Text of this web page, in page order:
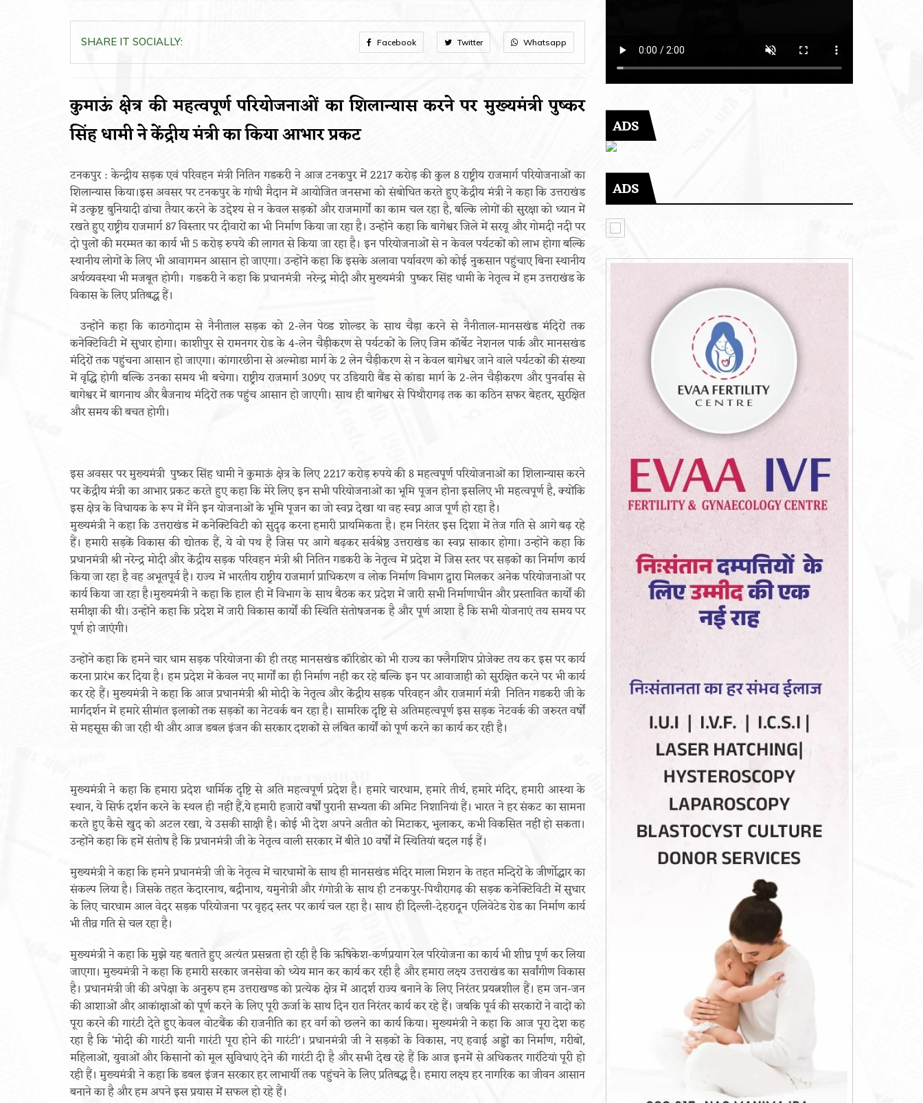
SHARE IT SOCIALLY: Facebook Twitter Whatsapp
कुमाऊं क्षेत्र की महत्वपूर्ण परियोजनाओं का शिलान्यास करने पर मुख्यमंत्री पुष्कर
सिंह धामी ने केंद्रीय मंत्री का किया आभार प्रकट
टनकपुर : केन्द्रीय सड़क एवं परिवहन मंत्री नितिन गडकरी ने आज टनकपुर में 2217 करोड़ की कुल 8 राष्ट्रीय राजमार्ग परियोजनाओं का
शिलान्यास किया।इस अवसर पर टनकपुर के गांधी मैदान में आयोजित जनसभा को संबोधित करते हुए केंद्रीय मंत्री ने कहा कि उत्तराखंड
में उत्कृष्ट बुनियादी ढांचा तैयार करने के उद्देश्य से न केवल सड़कों और राजमार्गों का काम चल रहा है, बल्कि लोगों की सुरक्षा को ध्यान में
रखते हुए राष्ट्रीय राजमार्ग 87 विस्तार पर दीवारों का भी निर्माण किया जा रहा है। उन्होंने कहा कि बागेश्वर जिले में सरयू और गोमदी नदी पर
दो पुलों की मरम्मत का कार्य भी 5 करोड़ रुपये की लागत से किया जा रहा है। इन परियोजनाओं से न केवल पर्यटकों को लाभ होगा बल्कि
स्थानीय लोगों के लिए भी आवागमन आसान हो जाएगा। उन्होंने कहा कि इसके अलावा पर्यावरण को कोई नुकसान पहुंचाए बिना स्थानीय
अर्थव्यवस्था भी मजबूत होगी। गडकरी ने कहा कि प्रधानमंत्री नरेन्द्र मोदी और मुख्यमंत्री पुष्कर सिंह धामी के नेतृत्व में हम उत्तराखंड के
विकास के लिए प्रतिबद्ध हैं।
उन्होंने कहा कि काठगोदाम से नैनीताल सड़क को 2-लेन पेव्ड शोल्डर के साथ चैड़ा करने से नैनीताल-मानसखंड मंदिरों तक
कनेक्टिविटी में सुधार होगा। काशीपुर से रामनगर रोड के 4-लेन चैड़ीकरण से पर्यटकों के लिए जिम कॉर्बेट नेशनल पार्क और मानसखंड
मंदिरों तक पहुंचना आसान हो जाएगा। कांगारछीना से अल्मोडा मार्ग के 2 लेन चैड़ीकरण से न केवल बागेश्वर जाने वाले पर्यटकों की संख्या
में वृद्धि होगी बल्कि उनका समय भी बचेगा। राष्ट्रीय राजमार्ग 309ए पर उडियारी बैंड से कांडा मार्ग के 2-लेन चैड़ीकरण और पुनर्वास से
बागेश्वर में बागनाथ और बैजनाथ मंदिरों तक पहुंच आसान हो जाएगी। साथ ही बागेश्वर से पिथौरागढ़ तक का कठिन सफर बेहतर, सुरक्षित
और समय की बचत होगी।
इस अवसर पर मुख्यमंत्री पुष्कर सिंह धामी ने कुमाऊं क्षेत्र के लिए 2217 करोड़ रुपये की 8 महत्वपूर्ण परियोजनाओं का शिलान्यास करने
पर केंद्रीय मंत्री का आभार प्रकट करते हुए कहा कि मेरे लिए इन सभी परियोजनाओं का भूमि पूजन होना इसलिए भी महत्वपूर्ण है, क्योंकि
इस क्षेत्र के विधायक के रूप में मैंने इन योजनाओं के भूमि पूजन का जो स्वप्न देखा था वह स्वप्न आज पूर्ण हो रहा है।
मुख्यमंत्री ने कहा कि उत्तराखंड में कनेक्टिविटी को सुदृढ़ करना हमारी प्राथमिकता है। हम निरंतर इस दिशा में तेज गति से आगे बढ़ रहे
हैं। हमारी सड़कें विकास की द्योतक हैं, ये वो पथ है जिस पर आगे बढ़कर सर्वश्रेष्ठ उत्तराखंड का स्वप्न साकार होगा। उन्होंने कहा कि
प्रधानमंत्री श्री नरेन्द्र मोदी और केंद्रीय सड़क परिवहन मंत्री श्री नितिन गडकरी के नेतृत्व में प्रदेश में जिस स्तर पर सड़कों का निर्माण कार्य
किया जा रहा है वह अभूतपूर्व है। राज्य में भारतीय राष्ट्रीय राजमार्ग प्राधिकरण व लोक निर्माण विभाग द्वारा मिलकर अनेक परियोजनाओं पर
कार्य किया जा रहा है।मुख्यमंत्री ने कहा कि हाल ही में विभाग के साथ बैठक कर प्रदेश में जारी सभी निर्माणाधीन और प्रस्तावित कार्यों की
समीक्षा की थी। उन्होंने कहा कि प्रदेश में जारी विकास कार्यों की स्थिति संतोषजनक है और पूर्ण आशा है कि सभी योजनाएं तय समय पर
पूर्ण हो जाएंगी।
उन्होंने कहा कि हमने चार धाम सड़क परियोजना की ही तरह मानसखंड कॉरिडोर को भी राज्य का फ्लैगशिप प्रोजेक्ट तय कर इस पर कार्य
करना प्रारंभ कर दिया है। हम प्रदेश में केवल नए मार्गों का ही निर्माण नहीं कर रहे बल्कि इन पर आवाजाही को सुरक्षित करने पर भी कार्य
कर रहे हैं। मुख्यमंत्री ने कहा कि आज प्रधानमंत्री श्री मोदी के नेतृत्व और केंद्रीय सड़क परिवहन और राजमार्ग मंत्री नितिन गडकरी जी के
मार्गदर्शन में हमारे सीमांत इलाकों तक सड़कों का नेटवर्क बन रहा है। सामरिक दृष्टि से अतिमहत्वपूर्ण इस सड़क नेटवर्क की जरुरत वर्षों
से महसूस की जा रही थी और आज डबल इंजन की सरकार दशकों से लंबित कार्यों को पूर्ण करने का कार्य कर रही है।
मुख्यमंत्री ने कहा कि हमारा प्रदेश धार्मिक दृष्टि से अति महत्वपूर्ण प्रदेश है। हमारे चारधाम, हमारे तीर्थ, हमारे मंदिर, हमारी आस्था के
स्थान, ये सिर्फ दर्शन करने के स्थल ही नहीं हैं,ये हमारी हजारों वर्षों पुरानी सभ्यता की अमिट निशानियां हैं। भारत ने हर संकट का सामना
करते हुए कैसे खुद को अटल रखा, ये उसकी साक्षी है। कोई भी देश अपने अतीत को मिटाकर, भुलाकर, कभी विकसित नहीं हो सकता।
उन्होंने कहा कि हमें संतोष है कि प्रधानमंत्री जी के नेतृत्व वाली सरकार में बीते 10 वर्षों में स्थितियां बदल गई हैं।
मुख्यमंत्री ने कहा कि हमने प्रधानमंत्री जी के नेतृत्व में चारधामों के साथ ही मानसखंड मंदिर माला मिशन के तहत मन्दिरों के जीर्णोद्धार का
संकल्प लिया है। जिसके तहत केदारनाथ, बद्रीनाथ, यमुनोत्री और गंगोत्री के साथ ही टनकपुर-पिथौरागढ़ की सड़क कनेक्टिविटी में सुधार
के लिए चारधाम आल वेदर सड़क परियोजना पर वृहद स्तर पर कार्य चल रहा है। साथ ही दिल्ली-देहरादून एलिवेटेड रोड का निर्माण कार्य
भी तीव्र गति से चल रहा है।
मुख्यमंत्री ने कहा कि मुझे यह बताते हुए अत्यंत प्रसन्नता हो रही है कि ऋषिकेश-कर्णप्रयाग रेल परियोजना का कार्य भी शीघ्र पूर्ण कर लिया
जाएगा। मुख्यमंत्री ने कहा कि हमारी सरकार जनसेवा को ध्येय मान कर कार्य कर रही है और हमारा लक्ष्य उत्तराखंड का सर्वांगीण विकास
है। प्रधानमंत्री जी की अपेक्षा के अनुरुप हम उत्तराखण्ड को प्रत्येक क्षेत्र में आदर्श राज्य बनाने के लिए निरंतर प्रयत्नशील हैं। हम जन-जन
की आशाओं और आकांक्षाओं को पूर्ण करने के लिए पूरी ऊर्जा के साथ दिन रात निरंतर कार्य कर रहे हैं। जबकि पूर्व की सरकारों ने वादों को
पूरा करने की गारंटी देते हुए केवल वोटबैंक की राजनीति का हर वर्ग को छलने का कार्य किया। मुख्यमंत्री ने कहा कि आज पूरा देश कह
रहा है कि ‘मोदी की गारंटी यानी गारंटी पूरा होने की गारंटी’। प्रधानमंत्री जी ने सड़कों के विकास, नए हवाई अड्डों का निर्माण, गरीबों,
महिलाओं, युवाओं और किसानों को मूल सुविधाएं देने की गारंटी दी है और सभी देख रहे हैं कि आज इनमें से अधिकतर गारंटियां पूरी हो
रही हैं। मुख्यमंत्री ने कहा कि डबल इंजन सरकार हर लाभार्थी तक पहुंचने के लिए प्रतिबद्ध है। हमारा लक्ष्य हर नागरिक का जीवन आसान
बनाने का है और हम अपने इस प्रयास में सफल हो रहे हैं।
ADS
ADS